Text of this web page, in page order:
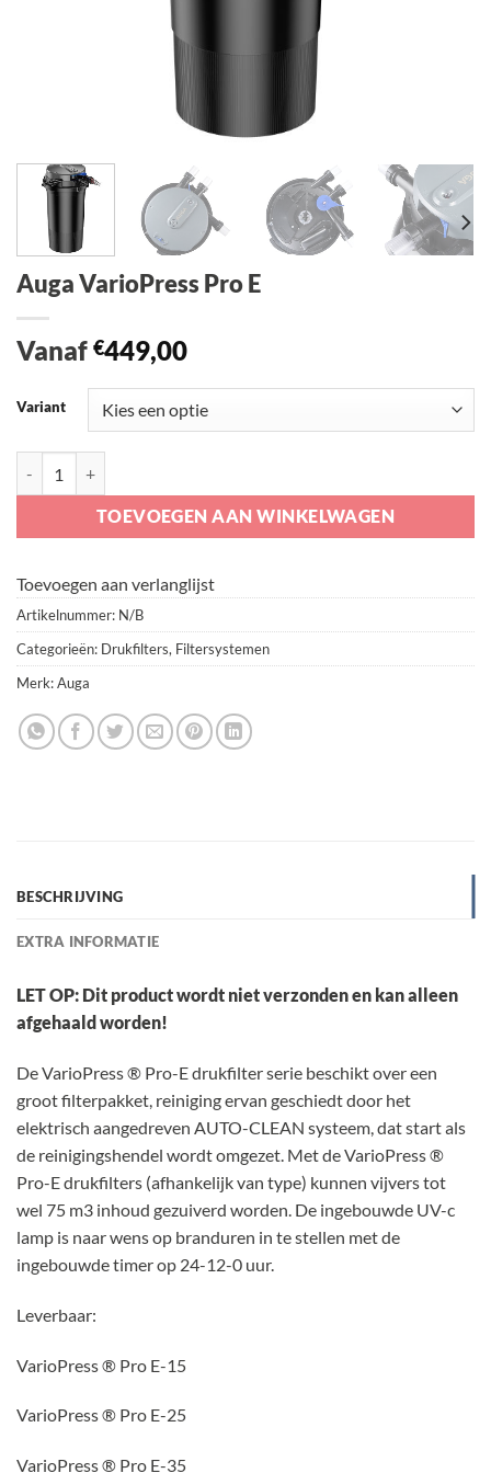
Auga VarioPress Pro E
Vanaf €449,00
Variant
TOEVOEGEN AAN WINKELWAGEN
Toevoegen aan verlanglijst
Artikelnummer: N/B
Categorieën: Drukfilters, Filtersystemen
Merk:Auga
BESCHRIJVING
EXTRA INFORMATIE
LET OP: Dit product wordt niet verzonden en kan alleen
afgehaald worden!
De VarioPress ® Pro-E drukfilter serie beschikt over een
groot filterpakket, reiniging ervan geschiedt door het
elektrisch aangedreven AUTO-CLEAN systeem, dat start als
de reinigingshendel wordt omgezet. Met de VarioPress ®
Pro-E drukfilters (afhankelijk van type) kunnen vijvers tot
wel 75 m3 inhoud gezuiverd worden. De ingebouwde UV-c
lamp is naar wens op branduren in te stellen met de
ingebouwde timer op 24-12-0 uur.
Leverbaar:
VarioPress ® Pro E-15
VarioPress ® Pro E-25
VarioPress ® Pro E-35